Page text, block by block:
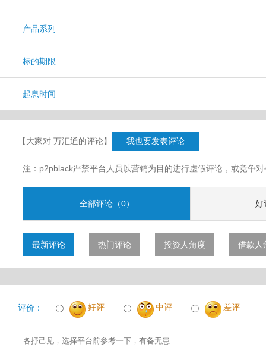
产品系列
标的期限
起息时间
【大家对 万汇通的评论】 我也要发表评论
注：p2pblack严禁平台人员以营销为目的进行虚假评论，或竞争
全部评论（0） 好
最新评论 热门评论 投资人角度 借款人
评价： 好评 中评 差评